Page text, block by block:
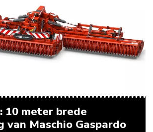
10 meter brede
van Maschio Gaspardo